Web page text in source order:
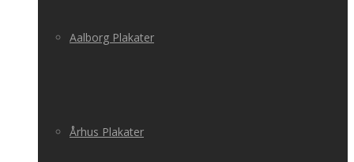
Aalborg Plakater
Århus Plakater